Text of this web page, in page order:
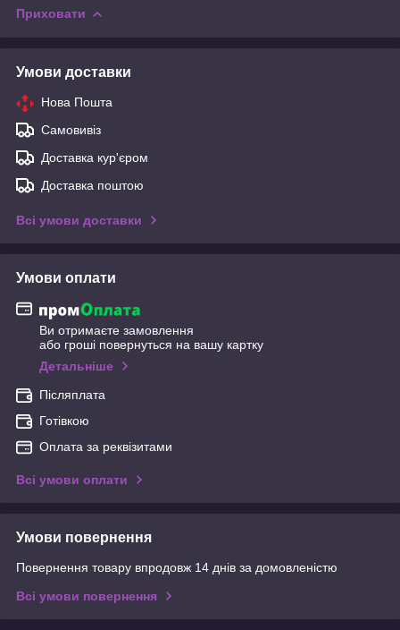
Приховати
Умови доставки
Нова Пошта
Самовивіз
Доставка кур'єром
Доставка поштою
Всі умови доставки
Умови оплати
Ви отримаєте замовлення
або гроші повернуться на вашу картку
Детальніше
Післяплата
Готівкою
Оплата за реквізитами
Всі умови оплати
Умови повернення
Повернення товару впродовж 14 днів за домовленістю
Всі умови повернення